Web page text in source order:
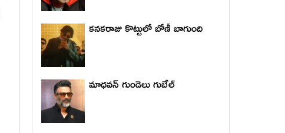
కనకరాజు కొట్టులో బోణీ బాగుంది
మాధ‌వ‌న్ గుండెలు గుబేల్‌